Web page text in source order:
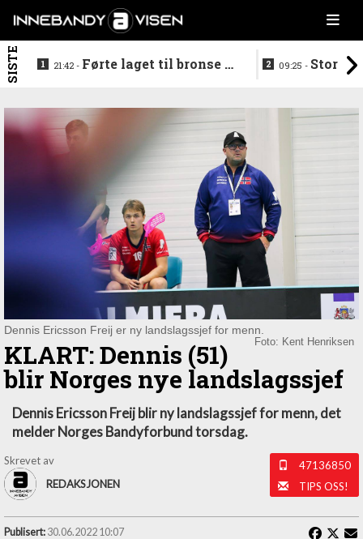
SISTE 21:42 - Førte laget til bronse -
09:25 -
Dennis Ericsson Freij er ny landslagssjef for menn.
Foto: Kent Henriksen
KLART: Dennis (51)
blir Norges nye landslagssjef
Dennis Ericsson Freij blir ny landslagssjef for menn, det
melder Norges Bandyforbund torsdag.
Skrevet av
REDAKSJONEN
47136850
TIPS OSS!
Publisert: 30.06.2022 10:07